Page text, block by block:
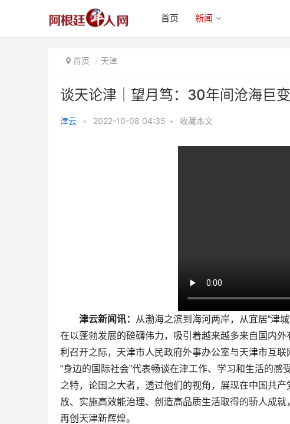
首页 新闻
首页 天津
谈天论津｜望月笃：30年间沧海巨
津云 • 2022-10-08 04:35 • 收藏本文
津云新闻讯：
从渤海之滨到海河两岸，从宜居“津
在以蓬勃发展的磅礴伟力，吸引着越来越多来自国内
利召开之际，天津市人民政府外事办公室与天津市互
“身边的国际社会”代表畅谈在津工作、学习和生活的
之特，论国之大者，透过他们的视角，展现在中国共
放、实施高效能治理、创造高品质生活取得的骄人成
再创天津新辉煌。